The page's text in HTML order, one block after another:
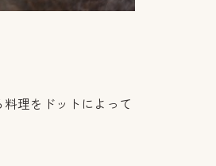
理をドットによって